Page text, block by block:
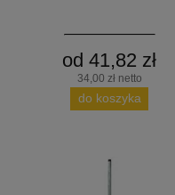
od 41,82 zł
34,00 zł netto
do koszyka